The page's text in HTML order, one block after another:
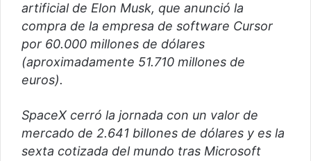
artificial de Elon Musk, que anunció la
compra de la empresa de software Cursor
por 60.000 millones de dólares
(aproximadamente 51.710 millones de
euros).
SpaceX cerró la jornada con un valor de
mercado de 2.641 billones de dólares y es la
sexta cotizada del mundo tras Microsoft